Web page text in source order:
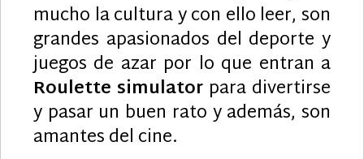
mucho la cultura y con ello leer, son
grandes apasionados del deporte y
juegos de azar por lo que entran a
Roulette simulator para divertirse
y pasar un buen rato y además, son
amantes del cine.